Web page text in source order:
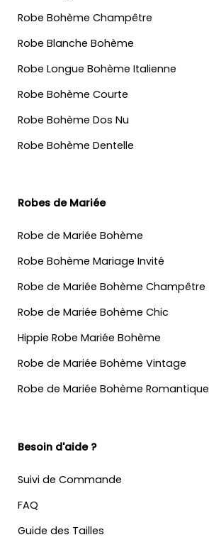
Robe Bohème Champêtre
Robe Blanche Bohème
Robe Longue Bohème Italienne
Robe Bohème Courte
Robe Bohème Dos Nu
Robe Bohème Dentelle
Robes de Mariée
Robe de Mariée Bohème
Robe Bohème Mariage Invité
Robe de Mariée Bohème Champêtre
Robe de Mariée Bohème Chic
Hippie Robe Mariée Bohème
Robe de Mariée Bohème Vintage
Robe de Mariée Bohème Romantique
Besoin d'aide ?
Suivi de Commande
FAQ
Guide des Tailles